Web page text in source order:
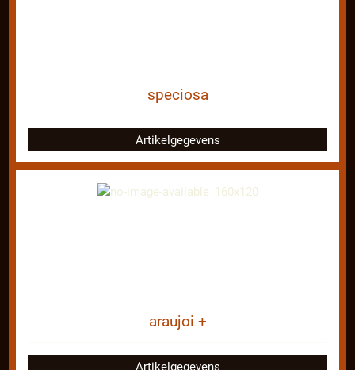
speciosa
Artikelgegevens
araujoi +
Artikelgegevens